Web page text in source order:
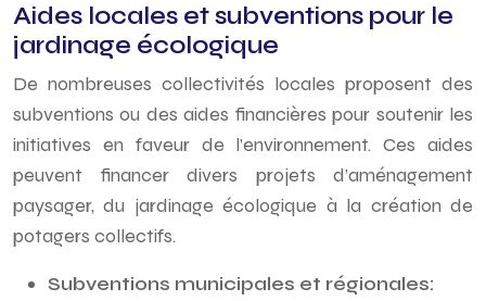
Aides locales et subventions pour le
jardinage écologique
De nombreuses collectivités locales proposent des
subventions ou des aides financières pour soutenir les
initiatives en faveur de l’environnement. Ces aides
peuvent financer divers projets d’aménagement
paysager, du jardinage écologique à la création de
potagers collectifs.
Subventions municipales et régionales: